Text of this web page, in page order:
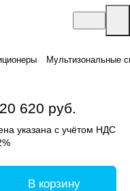
Мультизональные
620 руб.
указана с учётом НДС
В корзину